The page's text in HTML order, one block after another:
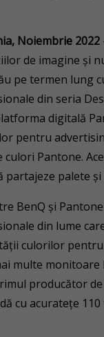
Noiembrie 2022
de imagine și
pe termen lung
din seria
digitală
pentru
culori Pantone.
palete
BenQ și
din lume
culorilor
multe
producător
cu acuratețe